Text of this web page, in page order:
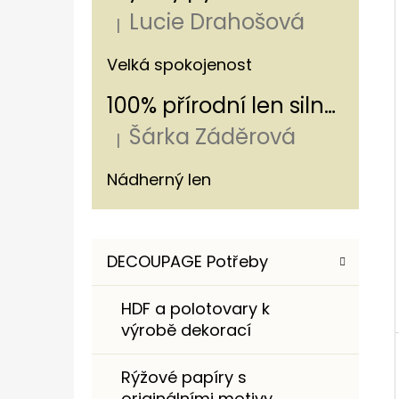
Hodnocení produktu je 5 z 5
| Lucie Drahošová
Velká spokojenost
100% přírodní len silný - s pruhem 320g/m
Hodnocení produktu je 5 z 5
| Šárka Záděrová
Nádherný len
Přeskočit
kategorie
T
O
DECOUPAGE Potřeby
HDF a polotovary k
výrobě dekorací
Rýžové papíry s
ROMANTICKÁ NÁKUPNÍ TAŠKA S
HORTENZIÍ A KRAJKOU
250 Kč